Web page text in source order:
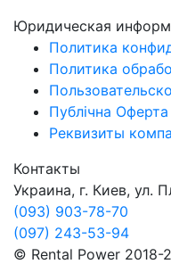
Юридическая
Политика
Политика
Публічна Оферта
Реквизиты
Контакты
Украина, г. Киев, ул.
(093) 903-78-70
(097) 243-53-94
© Rental Power 2018-